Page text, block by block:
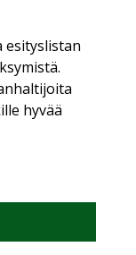
esityslistan
hyvää